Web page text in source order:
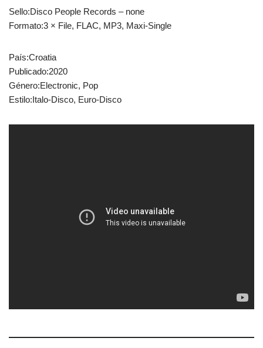
Sello:Disco People Records ‎– none
Formato:3 × File, FLAC, MP3, Maxi-Single
País:Croatia
Publicado:2020
Género:Electronic, Pop
Estilo:Italo-Disco, Euro-Disco